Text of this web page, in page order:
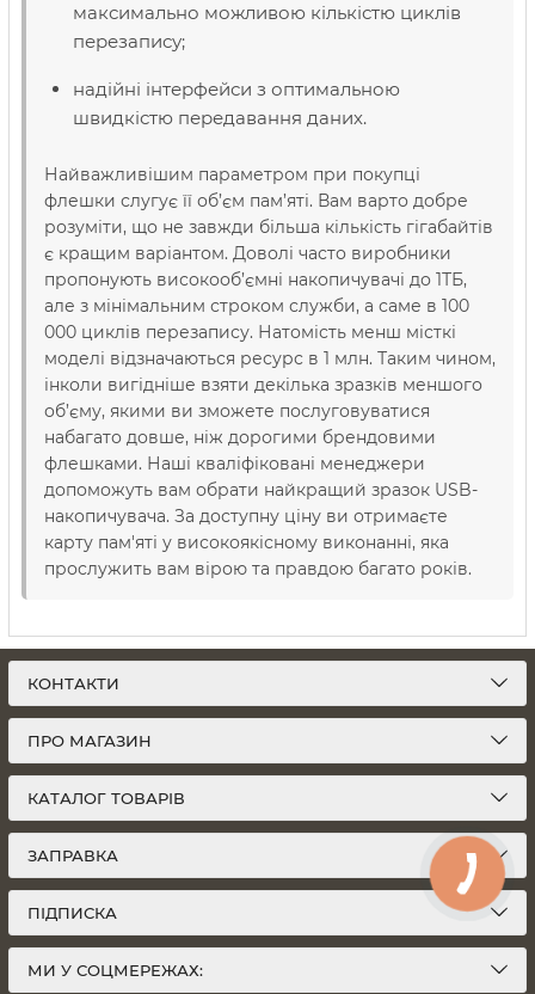
максимально можливою кількістю циклів
перезапису;
надійні інтерфейси з оптимальною
швидкістю передавання даних.
Найважливішим параметром при покупці
флешки слугує її об’єм пам’яті. Вам варто добре
розуміти, що не завжди більша кількість гігабайтів
є кращим варіантом. Доволі часто виробники
пропонують високооб’ємні накопичувачі до 1ТБ,
але з мінімальним строком служби, а саме в 100
000 циклів перезапису. Натомість менш місткі
моделі відзначаються ресурс в 1 млн. Таким чином,
інколи вигідніше взяти декілька зразків меншого
об’єму, якими ви зможете послуговуватися
набагато довше, ніж дорогими брендовими
флешками. Наші кваліфіковані менеджери
допоможуть вам обрати найкращий зразок USB-
накопичувача. За доступну ціну ви отримаєте
карту пам'яті у високоякісному виконанні, яка
прослужить вам вірою та правдою багато років.
КОНТАКТИ
ПРО МАГАЗИН
КАТАЛОГ ТОВАРІВ
ЗАПРАВКА
ПІДПИСКА
МИ У СОЦМЕРЕЖАХ: